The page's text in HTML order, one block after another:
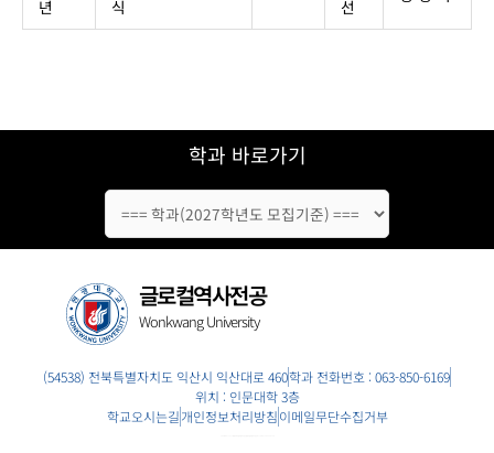
년
식
선
학과 바로가기
글로컬역사전공
Wonkwang University
(54538) 전북특별자치도 익산시 익산대로 460학과 전화번호 : 063-850-6169
위치 : 인문대학 3층
학교오시는길개인정보처리방침이메일무단수집거부